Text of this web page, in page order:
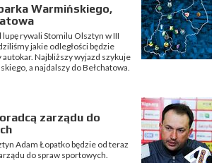
Warmińskiego,
rywali Stomilu Olsztyn w III
jakie odległości będzie
autokar. Najbliższy wyjazd szykuje
a najdalszy do Bełchatowa.
zarządu do
Adam Łopatko będzie od teraz
do spraw sportowych.